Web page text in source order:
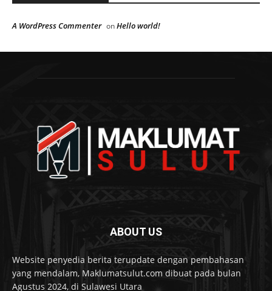
A WordPress Commenter onHello world!
ABOUT US
Website penyedia berita terupdate dengan pembahasan
yang mendalam, Maklumatsulut.com dibuat pada bulan
Agustus 2024, di Sulawesi Utara